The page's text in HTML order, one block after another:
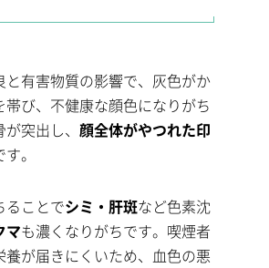
有害物質の影響で、灰色がか
帯び、不健康な顔色になりがち
突出し、 顔全体がやつれた印
。
ることでシミ・肝斑など色素沈
マも濃くなりがちです。喫煙者
が届きにくいため、血色の悪